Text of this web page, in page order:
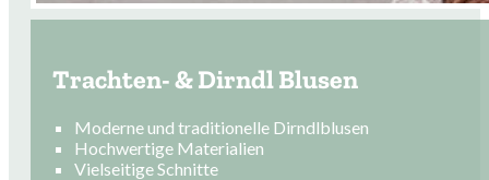
Trachten- & Dirndl Blusen
Moderne und traditionelle Dirndlblusen
Hochwertige Materialien
Vielseitige Schnitte